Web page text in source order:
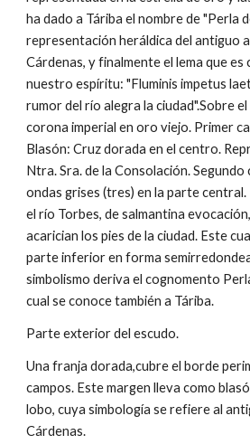
ha dado a Táriba el nombre de "Perla
representación heráldica del antiguo
Cárdenas, y finalmente el lema que es
nuestro espíritu: "Fluminis impetus
rumor del río alegra la ciudad".Sobre
corona imperial en oro viejo. Primer
Blasón: Cruz dorada en el centro.
Ntra. Sra. de la Consolación.
ondas grises (tres) en la parte central.
el río Torbes, de salmantina
acarician los pies de la ciudad. Este
parte inferior en forma
simbolismo deriva el cognomento
cual se conoce también a Táriba.
Parte exterior del escudo.
Una franja dorada,cubre el borde
campos. Este margen lleva como
lobo, cuya simbología se refiere al
Cárdenas.